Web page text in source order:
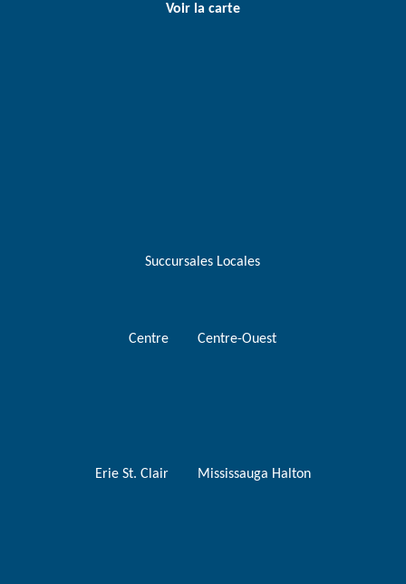
Voir la carte
Succursales Locales
Centre Centre-Ouest
Erie St. Clair Mississauga Halton